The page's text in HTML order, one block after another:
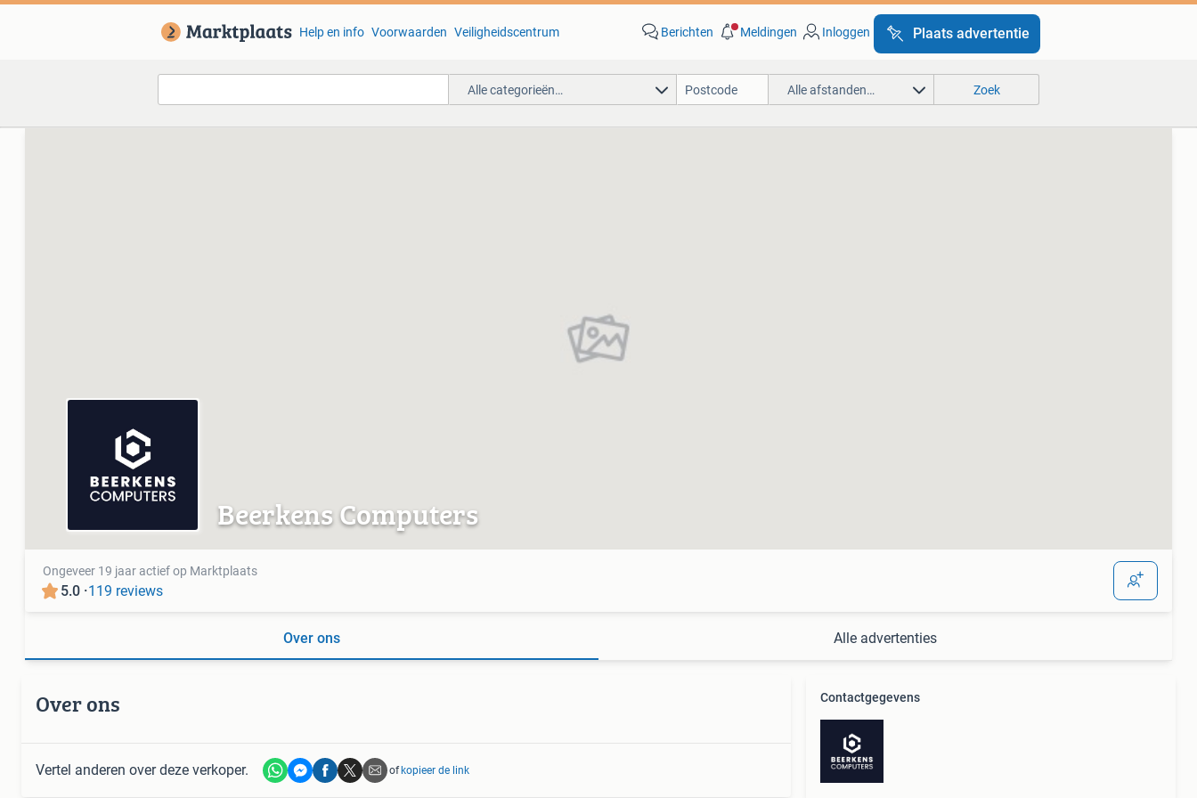
Help en info Voorwaarden Veiligheidscentrum Berichten Meldingen Inloggen Plaats advertentie
Alle categorieën… Alle afstanden… Zoek
Beerkens Computers
Ongeveer 19 jaar actief op Marktplaats
5.0 ·119 reviews
Over ons Alle advertenties
Over ons
Vertel anderen over deze verkoper. of kopieer de link
Contactgegevens